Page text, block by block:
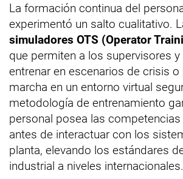
La formación continua del
experimentó un salto cualitativo.
simuladores OTS (Operator
que permiten a los supervisores
entrenar en escenarios de crisis o
marcha en un entorno virtual
metodología de entrenamiento
personal posea las competencias
antes de interactuar con los
planta, elevando los estándares
industrial a niveles internacionales.